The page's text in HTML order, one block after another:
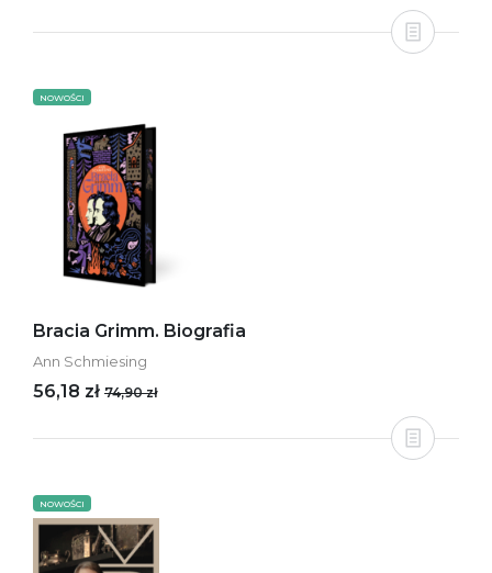
NOWOŚCI
Bracia Grimm. Biografia
Ann Schmiesing
56,18 zł 74,90 zł
NOWOŚCI